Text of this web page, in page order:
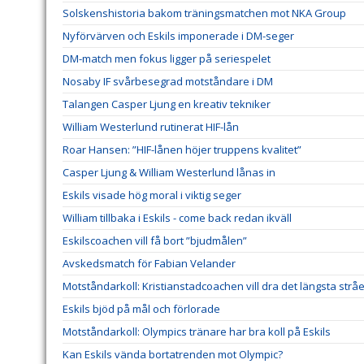
Solskenshistoria bakom träningsmatchen mot NKA Group
Nyförvärven och Eskils imponerade i DM-seger
DM-match men fokus ligger på seriespelet
Nosaby IF svårbesegrad motståndare i DM
Talangen Casper Ljung en kreativ tekniker
William Westerlund rutinerat HIF-lån
Roar Hansen: ”HIF-lånen höjer truppens kvalitet”
Casper Ljung & William Westerlund lånas in
Eskils visade hög moral i viktig seger
William tillbaka i Eskils - come back redan ikväll
Eskilscoachen vill få bort ”bjudmålen”
Avskedsmatch för Fabian Velander
Motståndarkoll: Kristianstadcoachen vill dra det längsta
Eskils bjöd på mål och förlorade
Motståndarkoll: Olympics tränare har bra koll på Eskils
Kan Eskils vända bortatrenden mot Olympic?